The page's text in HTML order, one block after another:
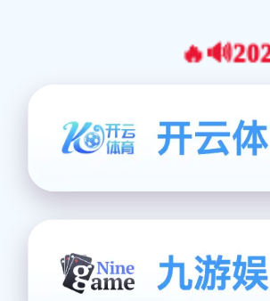
🔥🔊2026世